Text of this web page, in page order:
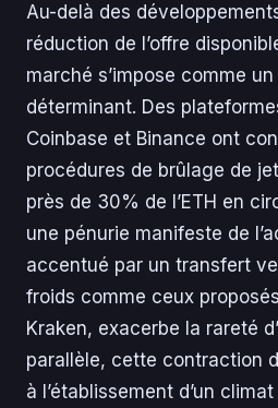
Au-delà des
réduction de l’offre
marché s’impose comme
déterminant. Des
Coinbase et Binance ont
procédures de brûlage de
près de 30% de l’ETH en
une pénurie manifeste de
accentué par un transfert
froids comme ceux
Kraken, exacerbe la rareté
parallèle, cette contraction
à l’établissement d’un